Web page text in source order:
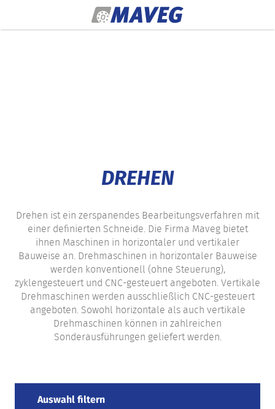
DREHEN
Drehen ist ein zerspanendes Bearbeitungsverfahren mit
einer definierten Schneide. Die Firma Maveg bietet
ihnen Maschinen in horizontaler und vertikaler
Bauweise an. Drehmaschinen in horizontaler Bauweise
werden konventionell (ohne Steuerung),
zyklengesteuert und CNC-gesteuert angeboten. Vertikale
Drehmaschinen werden ausschließlich CNC-gesteuert
angeboten. Sowohl horizontale als auch vertikale
Drehmaschinen können in zahlreichen
Sonderausführungen geliefert werden.
Auswahl filtern